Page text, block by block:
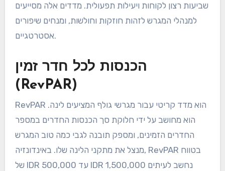
שביעות רצון לקוחות ויעילות תפעולית. מדדים אלה מסייעים
למנהלי המגרש לזהות חוזקות וחולשות, ומנחים שיפורים
אסטרטגיים.
הכנסות לכל חדר זמין
(RevPAR)
RevPAR הוא מדד קריטי עבור מגרשי גולף המציעים לינה.
הוא מחושב על ידי חלוקת סך הכנסות החדרים במספר
החדרים הזמינים, ומספק תובנה לגבי כמה טוב המגרש
מנצל את מתקני הלינה שלו. באינדונזיה, RevPAR בטווח
של IDR 500,000 עד IDR 1,500,000 נחשב לעיתים